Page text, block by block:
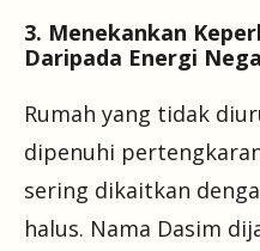
3. Menekankan
Daripada Energi
Rumah yang tidak
dipenuhi
sering dikaitkan
halus. Nama Dasim